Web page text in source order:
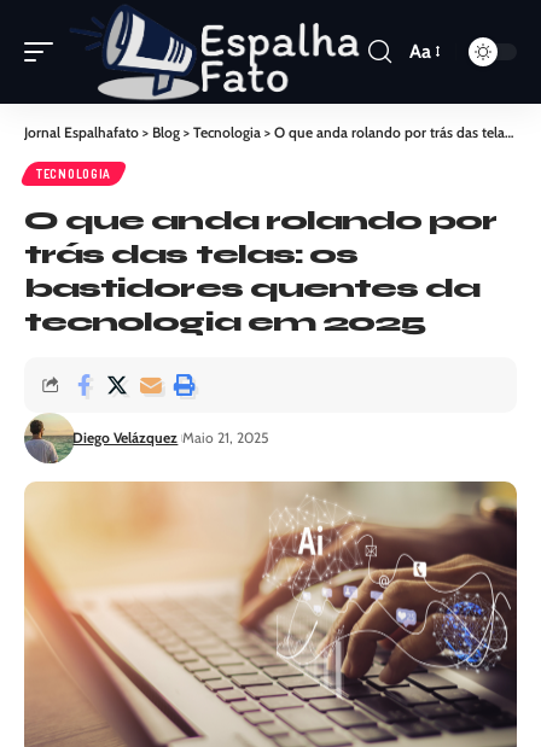
Aa
Jornal Espalhafato > Blog > Tecnologia > O que anda rolando por trás das telas: os bastidores quentes da tecnologia em 2025
TECNOLOGIA
O que anda rolando por
trás das telas: os
bastidores quentes da
tecnologia em 2025
Diego Velázquez Maio 21, 2025